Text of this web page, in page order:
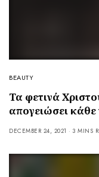
BEAUTY
Τα φετινά
απογειώσει
DECEMBER 24, 2021 3 MINS